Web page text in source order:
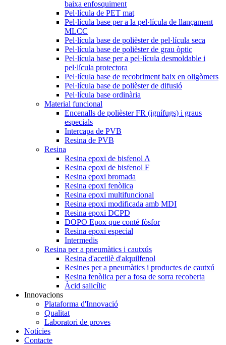
baixa enfosquiment
Pel·lícula de PET mat
Pel·lícula base per a la pel·lícula de llançament
MLCC
Pel·lícula base de polièster de pel·lícula seca
Pel·lícula base de polièster de grau òptic
Pel·lícula base per a pel·lícula desmoldable i
pel·lícula protectora
Pel·lícula base de recobriment baix en oligòmers
Pel·lícula base de polièster de difusió
Pel·lícula base ordinària
Material funcional
Encenalls de polièster FR (ignífugs) i graus
especials
Intercapa de PVB
Resina de PVB
Resina
Resina epoxi de bisfenol A
Resina epoxi de bisfenol F
Resina epoxi bromada
Resina epoxi fenòlica
Resina epoxi multifuncional
Resina epoxi modificada amb MDI
Resina epoxi DCPD
DOPO Epox que conté fòsfor
Resina epoxi especial
Intermedis
Resina per a pneumàtics i cautxús
Resina d'acetilè d'alquilfenol
Resines per a pneumàtics i productes de cautxú
Resina fenòlica per a fosa de sorra recoberta
Àcid salicílic
Innovacions
Plataforma d'Innovació
Qualitat
Laboratori de proves
Notícies
Contacte